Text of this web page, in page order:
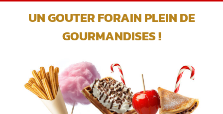
UN GOUTER FORAIN PLEIN DE
GOURMANDISES !